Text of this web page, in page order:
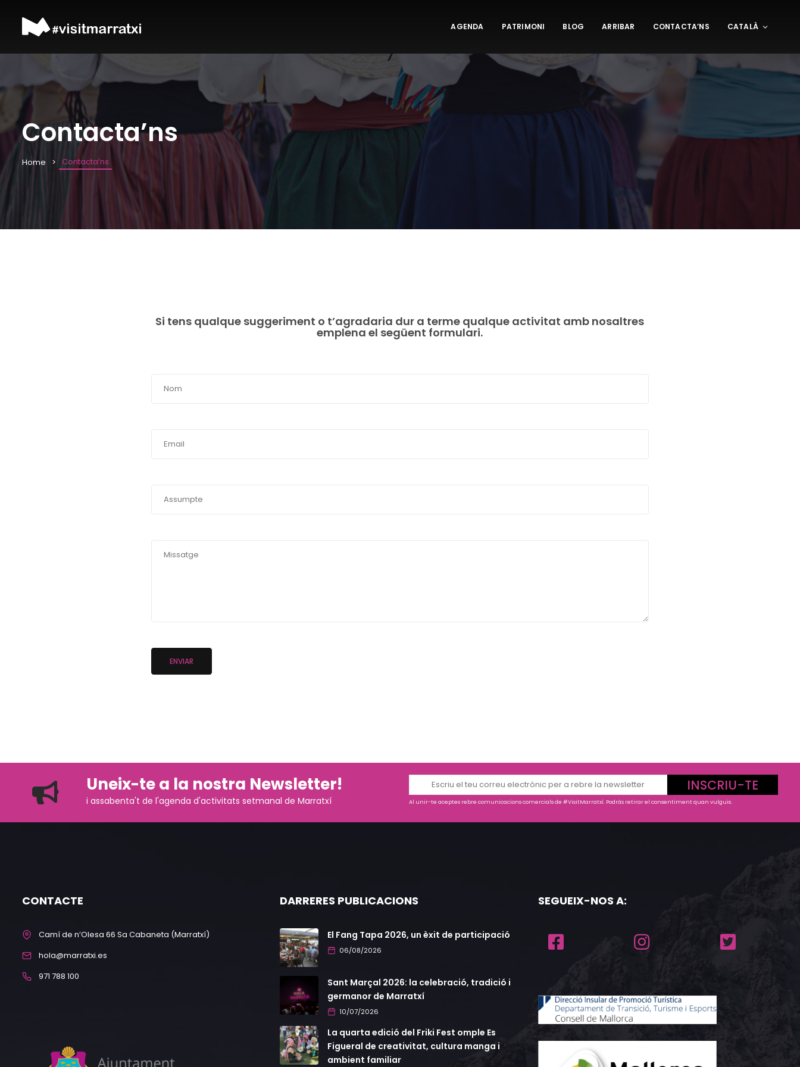
AGENDA PATRIMONI BLOG ARRIBAR CONTACTA’NS CATALÀ
Contacta’ns
Home Contacta’ns
Si tens qualque suggeriment o t’agradaria dur a terme qualque activitat amb nosaltres
emplena el següent formulari.
Uneix-te a la nostra Newsletter!
i assabenta't de l'agenda d'activitats setmanal de Marratxí
INSCRIU-TE
Al unir-te aceptes rebre comunicacions comercials de #VisitMarratxí. Podràs retirar el consentiment quan vulguis.
CONTACTE
Camí de n’Olesa 66 Sa Cabaneta (Marratxí)
hola@marratxi.es
971 788 100
DARRERES PUBLICACIONS
El Fang Tapa 2026, un èxit de participació
06/08/2026
Sant Marçal 2026: la celebració, tradició i
germanor de Marratxí
10/07/2026
La quarta edició del Friki Fest omple Es
Figueral de creativitat, cultura manga i
ambient familiar
SEGUEIX-NOS A: